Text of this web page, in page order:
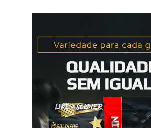
mulher deve tomar um comprimido por
a ordem da cartela ou blister. No final da
deve fazer uma pausa de 7 dias, para
que usa a elani ciclo® pode ter que
seguir a recomendação de seu médico. A
ciclo® são iguais? Sim são, ambas as
mesma composição hormonal, apesar da